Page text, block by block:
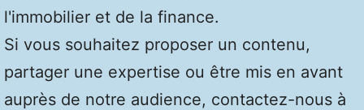
l'immobilier et de la finance.
Si vous souhaitez proposer un contenu,
partager une expertise ou être mis en avant
auprès de notre audience, contactez-nous à